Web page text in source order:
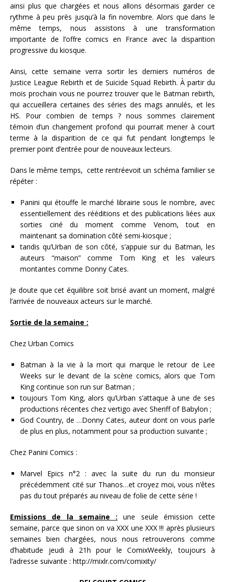
ainsi plus que chargées et nous allons désormais garder ce
rythme à peu près jusqu’à la fin novembre. Alors que dans le
même temps, nous assistons à une transformation
importante de l’offre comics en France avec la disparition
progressive du kiosque.
Ainsi, cette semaine verra sortir les derniers numéros de
Justice League Rebirth et de Suicide Squad Rebirth. À partir du
mois prochain vous ne pourrez trouver que le Batman rebirth,
qui accueillera certaines des séries des mags annulés, et les
HS. Pour combien de temps ? nous sommes clairement
témoin d’un changement profond qui pourrait mener à court
terme à la disparition de ce qui fut pendant longtemps le
premier point d’entrée pour de nouveaux lecteurs.
Dans le même temps, cette rentréevoit un schéma familier se
répéter :
Panini qui étouffe le marché librairie sous le nombre, avec
essentiellement des rééditions et des publications liées aux
sorties ciné du moment comme Venom, tout en
maintenant sa domination côté semi-kiosque ;
tandis qu’Urban de son côté, s’appuie sur du Batman, les
auteurs “maison” comme Tom King et les valeurs
montantes comme Donny Cates.
Je doute que cet équilibre soit brisé avant un moment, malgré
l’arrivée de nouveaux acteurs sur le marché.
Sortie de la semaine :
Chez Urban Comics
Batman à la vie à la mort qui marque le retour de Lee
Weeks sur le devant de la scène comics, alors que Tom
King continue son run sur Batman ;
toujours Tom King, alors qu’Urban s’attaque à une de ses
productions récentes chez vertigo avec Sheriff of Babylon ;
God Country, de …Donny Cates, auteur dont on vous parle
de plus en plus, notamment pour sa production suivante ;
Chez Panini Comics :
Marvel Epics n°2 : avec la suite du run du monsieur
précédemment cité sur Thanos…et croyez moi, vous n’êtes
pas du tout préparés au niveau de folie de cette série !
Emissions de la semaine : une seule émission cette
semaine, parce que sinon on va XXX une XXX !!! après plusieurs
semaines bien chargées, nous nous retrouverons comme
d’habitude jeudi à 21h pour le ComixWeekly, toujours à
l’adresse suivante : http://mixlr.com/comixity/